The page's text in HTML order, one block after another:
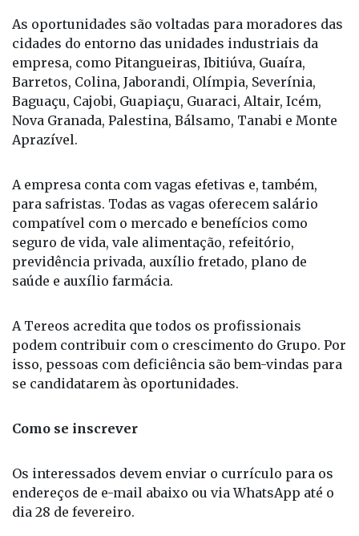
As oportunidades são voltadas para moradores das
cidades do entorno das unidades industriais da
empresa, como Pitangueiras, Ibitiúva, Guaíra,
Barretos, Colina, Jaborandi, Olímpia, Severínia,
Baguaçu, Cajobi, Guapiaçu, Guaraci, Altair, Icém,
Nova Granada, Palestina, Bálsamo, Tanabi e Monte
A empresa conta com vagas efetivas e, também,
para safristas. Todas as vagas oferecem salário
compatível com o mercado e benefícios como
seguro de vida, vale alimentação, refeitório,
previdência privada, auxílio fretado, plano de
A Tereos acredita que todos os profissionais
podem contribuir com o crescimento do Grupo. Por
isso, pessoas com deficiência são bem-vindas para
Os interessados devem enviar o currículo para os
endereços de e-mail abaixo ou via WhatsApp até o